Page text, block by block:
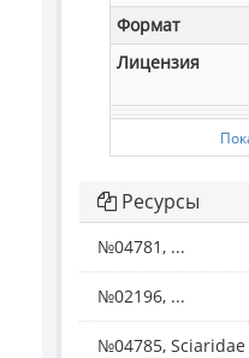
Формат
Лицензия
Ресурсы
№04781, ...
№02196, ...
№04785, Sciaridae